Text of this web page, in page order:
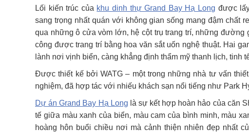
Lối kiến trúc của khu dinh thự Grand Bay Hạ Long được
sang trọng nhất quán với không gian sống mang đậm
qua những ô cửa vòm lớn, hệ cột trụ trang trí, những
công được trang trí bằng hoa văn sắt uốn nghệ thuật. Hai
lành nơi vịnh biển, càng khẳng định thẩm mỹ thanh lịch, tinh
Được thiết kế bởi WATG – một trong những nhà tư vấn
nghiệm, đã hợp tác với nhiếu khách sạn nổi tiếng như Park
Dự án Grand Bay Hạ Long là sự kết hợp hoàn hảo của căn
tế giữa màu xanh của biển, màu cam của bình minh, màu
hoàng hôn buổi chiều nơi mà cảnh thiện nhiên đẹp nhất